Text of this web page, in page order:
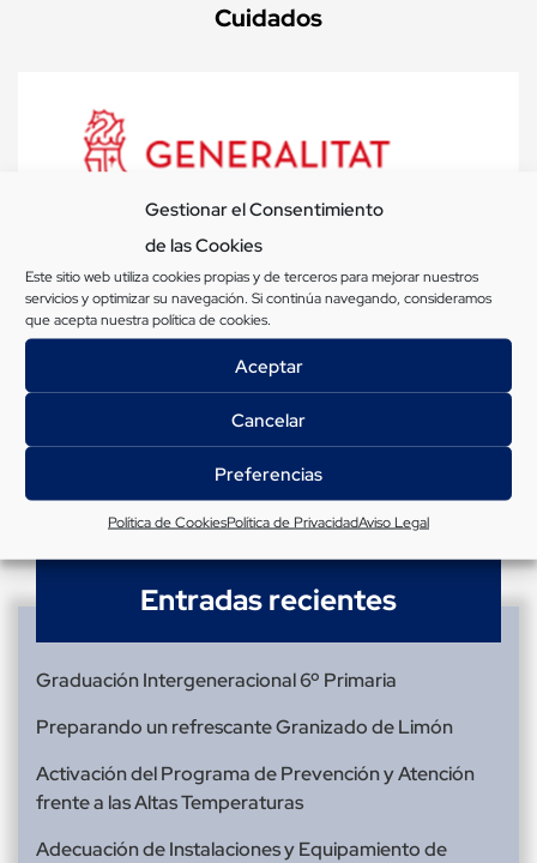
Gestionar el Consentimiento
de las Cookies
Este sitio web utiliza cookies propias y de terceros para mejorar nuestros
servicios y optimizar su navegación. Si continúa navegando, consideramos
que acepta nuestrapolítica de cookies.
Aceptar
Cancelar
Preferencias
Política de CookiesPolítica de PrivacidadAviso Legal
Cuidados
Subvención Mejora de Equipamiento
Entradas recientes
Graduación Intergeneracional 6º Primaria
Preparando un refrescante Granizado de Limón
Activación del Programa de Prevención y Atención
frente a las Altas Temperaturas
Adecuación de Instalaciones y Equipamiento de